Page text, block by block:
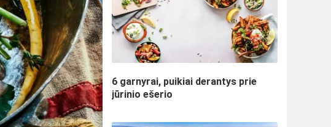
6 garnyrai, puikiai derantys prie
jūrinio ešerio